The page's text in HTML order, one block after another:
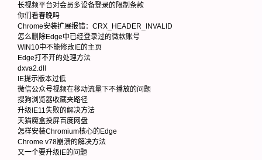
长视频平台对会员多设备登录的限制条款
你们看春晚吗
Chrome安装扩展报错：CRX_HEADER_INVALID
怎么删除Edge中已经登录过的微软账号
WIN10中不能修改IE的主页
Edge打不开的处理方法
dxva2.dll
IE提示版本过低
微信公众号视频在移动流量下不播放的问题
搜狗浏览器收藏夹路径
升级IE11失败的解决方法
天猫魔盒投屏百度网盘
怎样安装Chromium核心的Edge
Chrome v78崩溃的解决方法
又一个要升级IE的问题